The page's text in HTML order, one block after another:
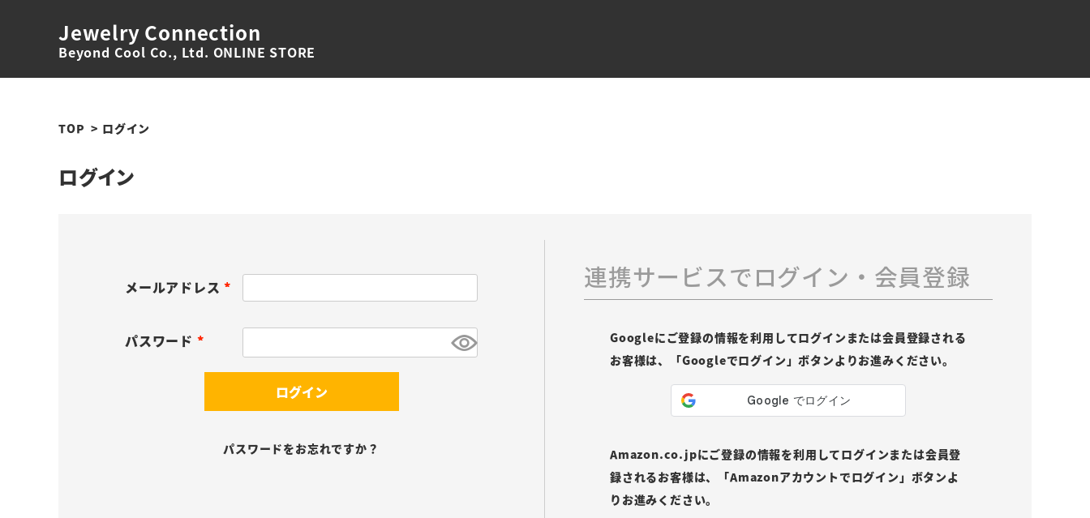
Jewelry Connection
Beyond Cool Co., Ltd. ONLINE STORE
TOP ログイン
ログイン
メールアドレス
パスワード
ログイン
パスワードをお忘れですか？
連携サービスでログイン・会員登録
Googleにご登録の情報を利用してログインまたは会員登録される
お客様は、「Googleでログイン」ボタンよりお進みください。
Amazon.co.jpにご登録の情報を利用してログインまたは会員登
録されるお客様は、「Amazonアカウントでログイン」ボタンよ
りお進みください。